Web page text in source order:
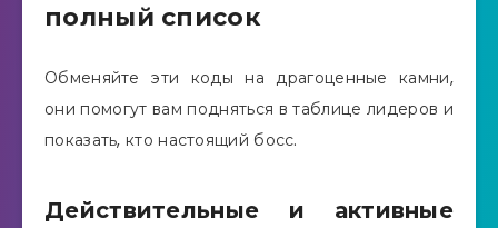
полный список
Обменяйте эти коды на драгоценные камни,
они помогут вам подняться в таблице лидеров и
показать, кто настоящий босс.
Действительные и активные